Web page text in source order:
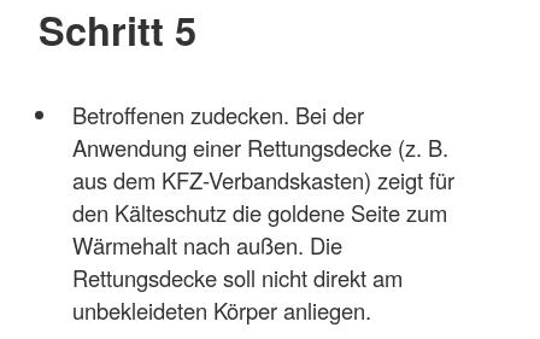
Schritt 5
Betroffenen zudecken. Bei der
Anwendung einer Rettungsdecke (z. B.
aus dem KFZ-Verbandskasten) zeigt für
den Kälteschutz die goldene Seite zum
Wärmehalt nach außen. Die
Rettungsdecke soll nicht direkt am
unbekleideten Körper anliegen.